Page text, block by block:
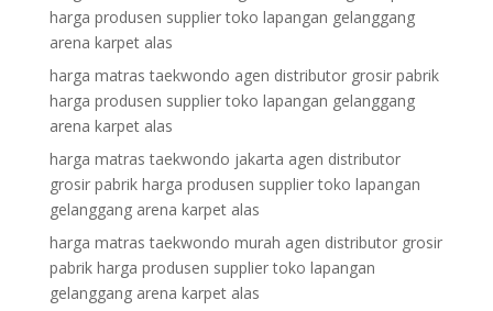
harga produsen supplier toko lapangan gelanggang
arena karpet alas
harga matras taekwondo agen distributor grosir pabrik
harga produsen supplier toko lapangan gelanggang
arena karpet alas
harga matras taekwondo jakarta agen distributor
grosir pabrik harga produsen supplier toko lapangan
gelanggang arena karpet alas
harga matras taekwondo murah agen distributor grosir
pabrik harga produsen supplier toko lapangan
gelanggang arena karpet alas